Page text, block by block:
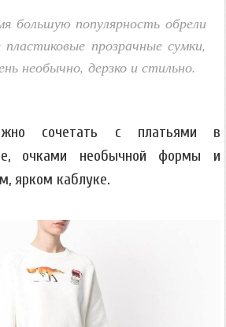
большую популярность обрели
пластиковые прозрачные сумки,
необычно, дерзко и стильно.
сочетать с платьями в
очками необычной формы и
ярком каблуке.